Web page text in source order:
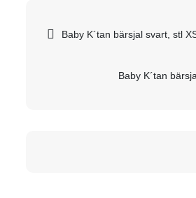
Baby K´tan bärsjal svart, stl
Baby K´tan